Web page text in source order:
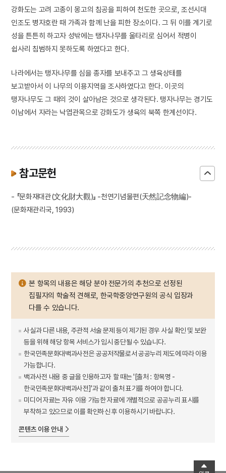
강화도는 고려 고종이 몽고의 침공을 피하여 천도한 곳으로, 조선시대
인조도 병자호란 때 가족과 함께 난을 피한 장소이다. 그 뒤 이를 계기로
성을 튼튼히 하고자 성밖에는 탱자나무를 울타리로 심어서 적병이
쉽사리 침범하지 못하도록 하였다고 한다.
나라에서는 탱자나무를 심을 종자를 보내주고 그 생육상태를
보고받아서 이 나무의 이용지역을 조사하였다고 한다. 이곳의
탱자나무도 그 때의 것이 살아남은 것으로 생각된다. 탱자나무는 경기도
이남에서 자라는 낙엽관목으로 강화도가 생육의 북쪽 한계선이다.
참고문헌
- 『문화재대관(文化財大觀)』 -천연기념물편(天然記念物編)-
(문화재관리국, 1993)
본 항목의 내용은 해당 분야 전문가의 추천으로 선정된
집필자의 학술적 견해로, 한국학중앙연구원의 공식 입장과
다를 수 있습니다.
사실과 다른 내용, 주관적 서술 문제 등이 제기된 경우 사실 확인 및 보완
등을 위해 해당 항목 서비스가 임시 중단될 수 있습니다.
한국민족문화대백과사전은 공공저작물로서 공공누리 제도에 따라 이용
가능합니다.
백과사전 내용 중 글을 인용하고자 할 때는 '[출처 : 항목명 -
한국민족문화대백과사전]'과 같이 출처 표기를 하여야 합니다.
미디어 자료는 자유 이용 가능한 자료에 개별적으로 공공누리 표시를
부착하고 있으므로 이를 확인하신 후 이용하시기 바랍니다.
콘텐츠 이용 안내